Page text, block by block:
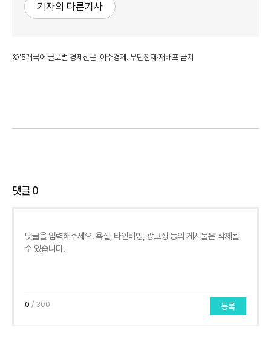
기자의 다른기사
©'5개국어 글로벌 경제신문' 아주경제. 무단전재·재배포 금지
댓글0
0 / 300 등록